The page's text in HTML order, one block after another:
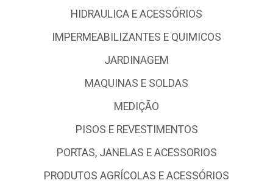
HIDRAULICA E ACESSÓRIOS
IMPERMEABILIZANTES E QUIMICOS
JARDINAGEM
MAQUINAS E SOLDAS
MEDIÇÃO
PISOS E REVESTIMENTOS
PORTAS, JANELAS E ACESSORIOS
PRODUTOS AGRÍCOLAS E ACESSÓRIOS